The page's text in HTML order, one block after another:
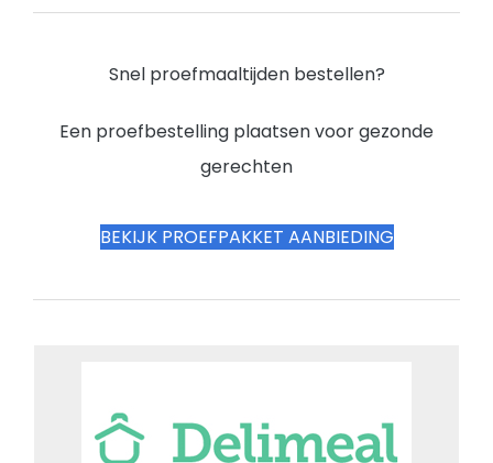
Snel proefmaaltijden bestellen?
Een proefbestelling plaatsen voor gezonde
gerechten
BEKIJK PROEFPAKKET AANBIEDING